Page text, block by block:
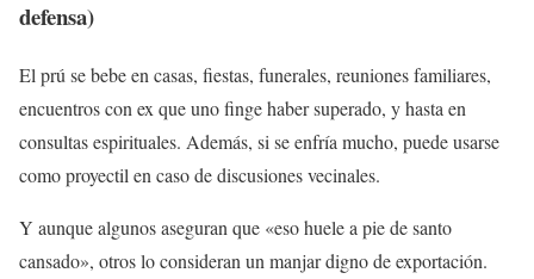
defensa)
El prú se bebe en casas, fiestas, funerales, reuniones familiares,
encuentros con ex que uno finge haber superado, y hasta en
consultas espirituales. Además, si se enfría mucho, puede usarse
como proyectil en caso de discusiones vecinales.
Y aunque algunos aseguran que «eso huele a pie de santo
cansado», otros lo consideran un manjar digno de exportación.